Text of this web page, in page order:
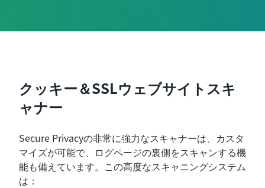
クッキー＆SSLウェブサイトスキ
ャナー
Secure Privacyの非常に強力なスキャナーは、カスタ
マイズが可能で、ログページの裏側をスキャンする機
能も備えています。この高度なスキャニングシステム
は：